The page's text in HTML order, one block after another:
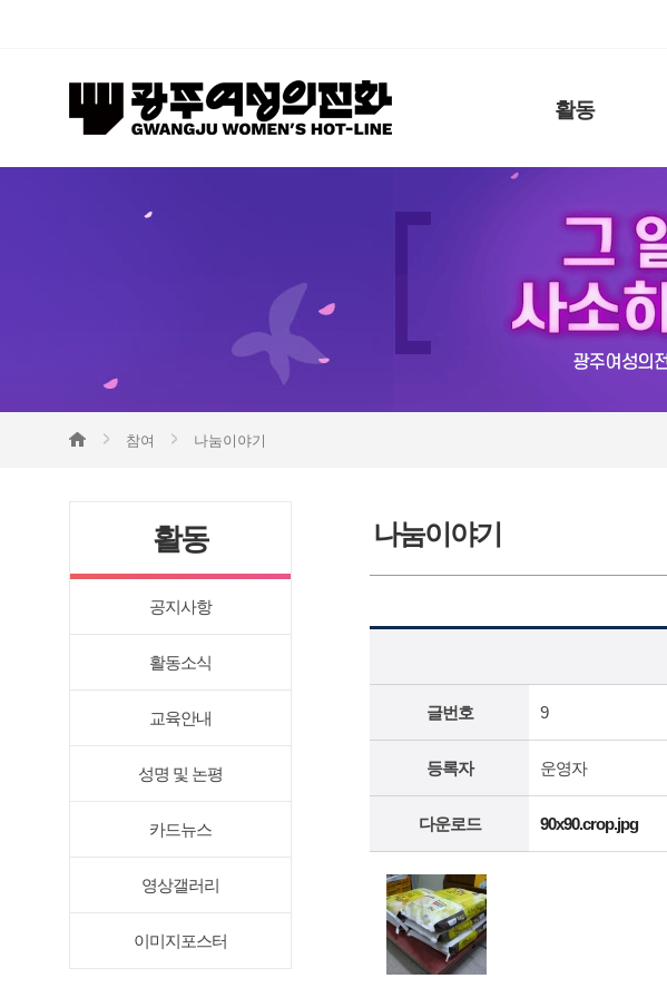
활동
참여 나눔이야기
활동
공지사항
활동소식
교육안내
성명 및 논평
카드뉴스
영상갤러리
이미지포스터
나눔이야기
글번호 9
등록자 운영자
다운로드 90x90.crop.jpg